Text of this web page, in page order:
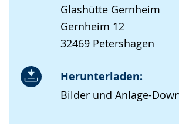
Glashütte Gernheim
Gernheim 12
32469 Petershagen
Herunterladen:
Bilder und Anlage-